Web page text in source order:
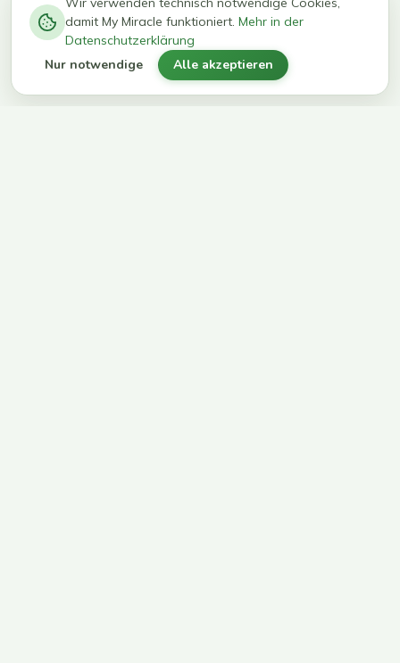
kg in 12
Wochen
erreichen
ihr Ziel
damit My Miracle funktioniert. Mehr in der
Datenschutzerklärung
Nur notwendige Alle akzeptieren